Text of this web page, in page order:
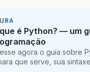
é Python? — um
agora o guia sobre
que serve, sua